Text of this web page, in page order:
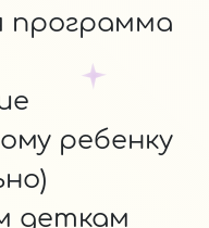
программа
ребенку
деткам